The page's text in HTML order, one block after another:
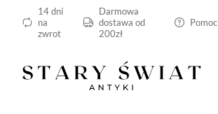
14 dni
na
zwrot
Darmowa
dostawa od
200zł
Pomoc